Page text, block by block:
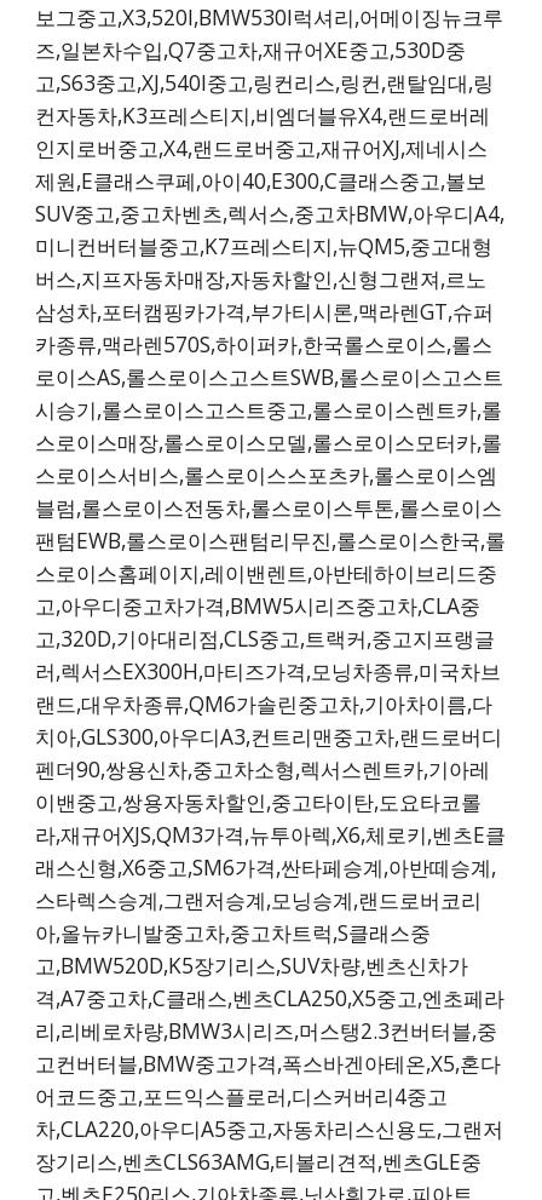
보그중고,X3,520I,BMW530I럭셔리,어메이징뉴크루
즈,일본차수입,Q7중고차,재규어XE중고,530D중
고,S63중고,XJ,540I중고,링컨리스,링컨,랜탈임대,링
컨자동차,K3프레스티지,비엠더블유X4,랜드로버레
인지로버중고,X4,랜드로버중고,재규어XJ,제네시스
제원,E클래스쿠페,아이40,E300,C클래스중고,볼보
SUV중고,중고차벤츠,렉서스,중고차BMW,아우디A4,
미니컨버터블중고,K7프레스티지,뉴QM5,중고대형
버스,지프자동차매장,자동차할인,신형그랜져,르노
삼성차,포터캠핑카가격,부가티시론,맥라렌GT,슈퍼
카종류,맥라렌570S,하이퍼카,한국롤스로이스,롤스
로이스AS,롤스로이스고스트SWB,롤스로이스고스트
시승기,롤스로이스고스트중고,롤스로이스렌트카,롤
스로이스매장,롤스로이스모델,롤스로이스모터카,롤
스로이스서비스,롤스로이스스포츠카,롤스로이스엠
블럼,롤스로이스전동차,롤스로이스투톤,롤스로이스
팬텀EWB,롤스로이스팬텀리무진,롤스로이스한국,롤
스로이스홈페이지,레이밴렌트,아반테하이브리드중
고,아우디중고차가격,BMW5시리즈중고차,CLA중
고,320D,기아대리점,CLS중고,트랙커,중고지프랭글
러,렉서스EX300H,마티즈가격,모닝차종류,미국차브
랜드,대우차종류,QM6가솔린중고차,기아차이름,다
치아,GLS300,아우디A3,컨트리맨중고차,랜드로버디
펜더90,쌍용신차,중고차소형,렉서스렌트카,기아레
이밴중고,쌍용자동차할인,중고타이탄,도요타코롤
라,재규어XJS,QM3가격,뉴투아렉,X6,체로키,벤츠E클
래스신형,X6중고,SM6가격,싼타페승계,아반떼승계,
스타렉스승계,그랜저승계,모닝승계,랜드로버코리
아,올뉴카니발중고차,중고차트럭,S클래스중
고,BMW520D,K5장기리스,SUV차량,벤츠신차가
격,A7중고차,C클래스,벤츠CLA250,X5중고,엔초페라
리,리베로차량,BMW3시리즈,머스탱2.3컨버터블,중
고컨버터블,BMW중고가격,폭스바겐아테온,X5,혼다
어코드중고,포드익스플로러,디스커버리4중고
차,CLA220,아우디A5중고,자동차리스신용도,그랜저
장기리스,벤츠CLS63AMG,티볼리견적,벤츠GLE중
고,벤츠E250리스,기아차종류,닛산휘가로,피아트